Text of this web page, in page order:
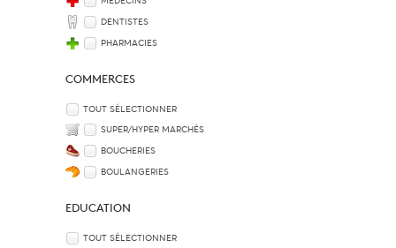
DENTISTES
PHARMACIES
COMMERCES
TOUT SÉLECTIONNER
SUPER/HYPER MARCHÉS
BOUCHERIES
BOULANGERIES
EDUCATION
TOUT SÉLECTIONNER